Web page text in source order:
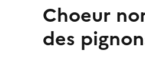
choeur nord, sculpture d'amortissement pour les retombées
des